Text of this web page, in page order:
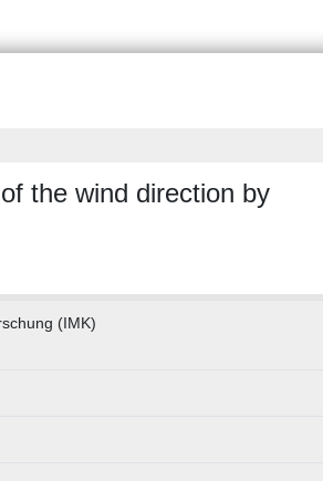
the wind direction by
(IMK)